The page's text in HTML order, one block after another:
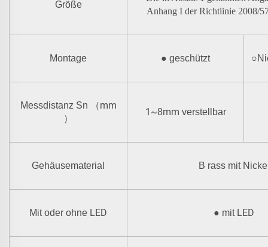
Größe
Anhang I der Richtlinie 2008/
Montage ● geschützt ○
Messdistanz Sn （mm
）
1~8mm verstellbar
Gehäusematerial B rass mit
Mit oder ohne LED ● mit LED